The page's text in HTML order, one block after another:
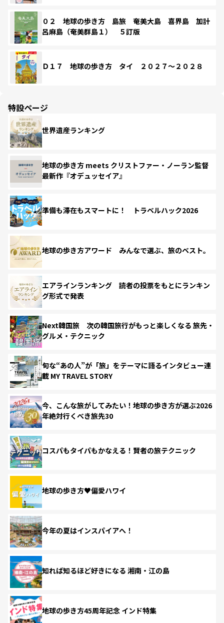
０２ 地球の歩き方 島旅 奄美大島 喜界島 加計
呂麻島（奄美群島１） ５訂版
Ｄ１７ 地球の歩き方 タイ ２０２７～２０２８
特設ページ
世界遺産ランキング
地球の歩き方 meets クリストファー・ノーラン監督
最新作『オデュッセイア』
準備も滞在もスマートに！ トラベルハック2026
地球の歩き方アワード みんなで選ぶ、旅のベスト。
エアラインランキング 読者の投票をもとにランキン
グ形式で発表
Next韓国旅 次の韓国旅行がもっと楽しくなる 旅先・
グルメ・テクニック
旬な“あの人”が「旅」をテーマに語るインタビュー連
載 MY TRAVEL STORY
今、こんな旅がしてみたい！地球の歩き方が選ぶ2026
年絶対行くべき旅先30
コスパもタイパもかなえる！賢者の旅テクニック
地球の歩き方♥偏愛ハワイ
今年の夏はインスパイアへ！
知れば知るほど好きになる 湘南・江の島
地球の歩き方45周年記念 インド特集